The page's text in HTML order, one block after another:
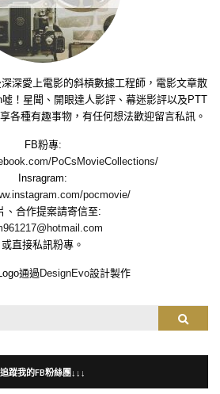
深愛上電影的斜槓數據工程師，電影文章散
！星聞、開眼達人影評、幕迷影評以及PTT
各種有趣事物，有任何想法歡迎留言私訊。
FB粉專:
PoCsMovieCollections/
Insragram:
pocmovie/
、合作提案請寄信至:
或直接私訊粉專。
通過 DesignEvo設計製作
Search
追蹤我的FB粉絲團↓↓↓